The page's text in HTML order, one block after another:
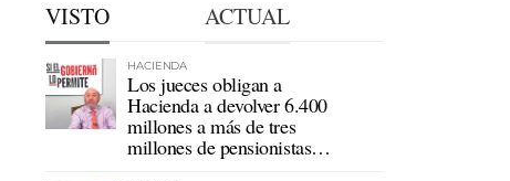
VISTO ACTUAL
HACIENDA
Los jueces obligan a
Hacienda a devolver 6.400
millones a más de tres
millones de pensionistas